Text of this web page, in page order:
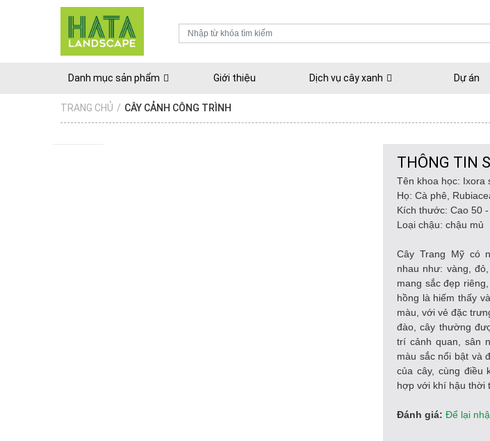
Danh mục sản phẩm Giới thiệu Dịch vụ cây xanh Dự án
TRANG CHỦ / CÂY CẢNH CÔNG TRÌNH
THÔNG TIN
Tên khoa học: Ixora
Họ: Cà phê,
Kích thước: Cao 50
Loại chậu: chậu mủ
Cây Trang Mỹ có
nhau như: vàng,
mang sắc đẹp
hồng là hiếm thấy
màu, với vẻ đặc
đào, cây thường
trí cảnh quan, sân
màu sắc nổi bật và
của cây, cùng điều
hợp với khí hậu thời
Đánh giá: Để lại